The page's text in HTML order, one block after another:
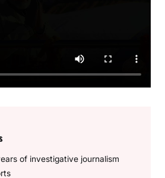
of investigative journalism